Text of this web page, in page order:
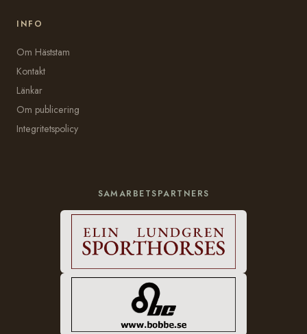
INFO
Om Häststam
Kontakt
Länkar
Om publicering
Integritetspolicy
SAMARBETSPARTNERS